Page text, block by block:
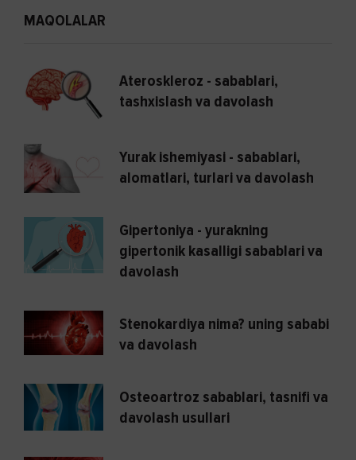
MAQOLALAR
Ateroskleroz - sabablari,
tashxislash va davolash
Yurak ishemiyasi - sabablari,
alomatlari, turlari va davolash
Gipertoniya - yurakning
gipertonik kasalligi sabablari va
davolash
Stenokardiya nima? uning sababi
va davolash
Osteoartroz sabablari, tasnifi va
davolash usullari